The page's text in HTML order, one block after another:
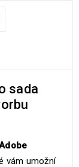
sada
vám umožní